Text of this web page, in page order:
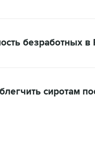
безработных
сиротам